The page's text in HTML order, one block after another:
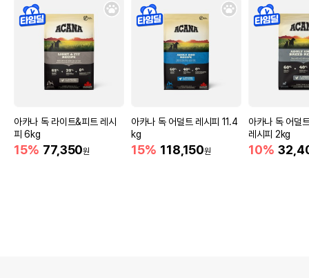
아카나 독 라이트&피트 레시
피 6kg
15% 77,350원
아카나 독 어덜트 레시피 11.4
kg
15% 118,150원
아카나 독 어덜
레시피 2kg
10%